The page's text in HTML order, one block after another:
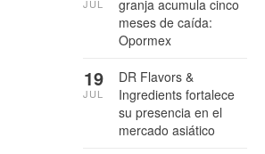
granja acumula cinco
meses de caída:
Opormex
JUL
DR Flavors &
Ingredients fortalece
su presencia en el
mercado asiático
19
JUL